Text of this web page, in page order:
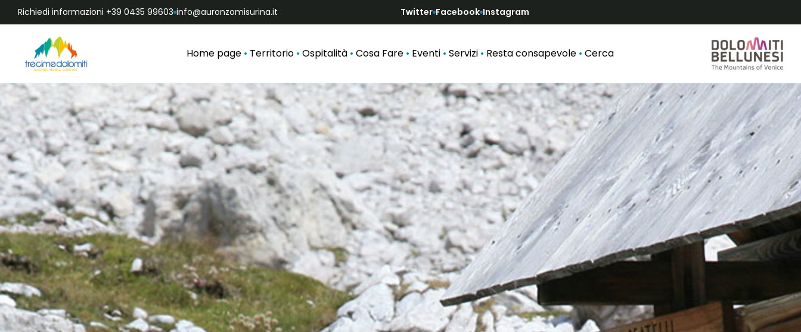
Richiedi informazioni +39 0435 99603 info@auronzomisurina.it Twitter Facebook Instagram
Home page Territorio Ospitalità Cosa Fare Eventi Servizi Resta consapevole Cerca